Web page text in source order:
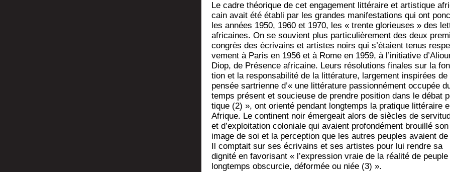
Le cadre théo­rique de cet enga­ge­ment lit­té­raire et artis­tique
cain avait été éta­bli par les grandes mani­fes­ta­tions qui ont
les années 1950, 1960 et 1970, les « trente glo­rieuses » des
afri­caines. On se sou­vient plus par­ti­cu­liè­re­ment des deux
congrès des écri­vains et artistes noirs qui s’étaient tenus
ve­ment à Paris en 1956 et à Rome en 1959, à l’initiative
Diop, de Pré­sence afri­caine. Leurs réso­lu­tions finales sur la
tion et la res­pon­sa­bi­li­té de la lit­té­ra­ture, lar­ge­ment ins­pi­rées de
pen­sée sar­trienne d’« une lit­té­ra­ture pas­sion­né­ment occu­pée
temps pré­sent et sou­cieuse de prendre posi­tion dans le débat
tique (2) », ont orien­té pen­dant long­temps la pra­tique lit­té­raire
Afrique. Le conti­nent noir émer­geait alors de siècles de
et d’exploitation colo­niale qui avaient pro­fon­dé­ment brouillé son
image de soi et la per­cep­tion que les autres peuples avaient de
Il comp­tait sur ses écri­vains et ses artistes pour lui rendre sa
digni­té en favo­ri­sant « l’expression vraie de la réa­li­té de peuple
long­temps obs­cur­cie, défor­mée ou niée (3) ».